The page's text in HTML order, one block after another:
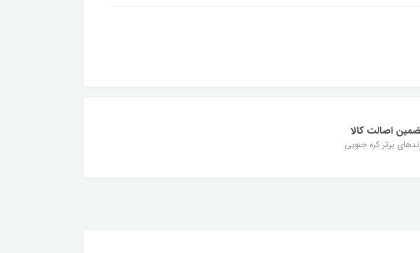
اصالت کالا
برتر کره جنوبی